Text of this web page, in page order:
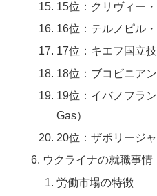
15位：クリヴィー
16位：テルノピル
17位：キエフ国立
18位：ブコビニア
19位：イバノフラ
Gas）
20位：ザポリージ
ウクライナの就職事情
労働市場の特徴